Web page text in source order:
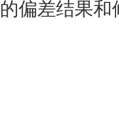
的偏差结果和